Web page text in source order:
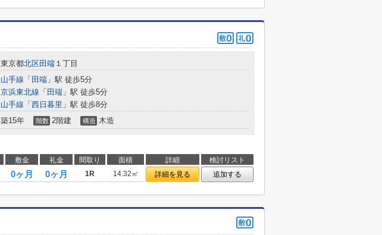
東京都北区田端 １丁目
山手線 「 田端 」駅 徒歩5分
京浜東北線 「 田端 」駅 徒歩5分
山手線 「 西日暮里 」駅 徒歩8分
築15年 階数 2階建 構造 木造
敷金 礼金 間取り 面積 詳細
検討リスト
0ヶ月 0ヶ月 1R 14.32㎡ 詳細を見る 追加する